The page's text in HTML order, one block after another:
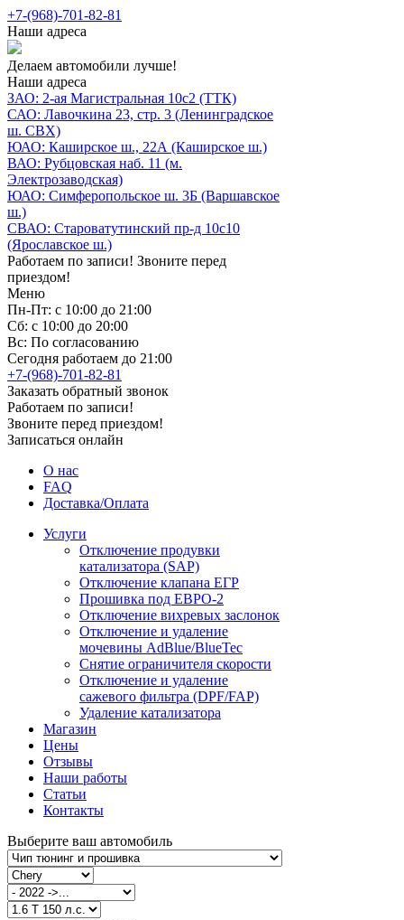
+7-(968)-701-82-81
Наши адреса
Делаем автомобили лучше!
Наши адреса
ЗАО: 2-ая Магистральная 10с2 (ТТК)
САО: Лавочкина 23, стр. 3 (Ленинградское
ш. СВХ)
ЮАО: Каширское ш., 22А (Каширское ш.)
ВАО: Рубцовская наб. 11 (м.
Электрозаводская)
ЮАО: Симферопольское ш. 3Б (Варшавское
ш.)
СВАО: Староватутинский пр-д 10с10
(Ярославское ш.)
Работаем по записи! Звоните перед
приездом!
Меню
Пн-Пт: с 10:00 до 21:00
Сб: с 10:00 до 20:00
Вс: По согласованию
Сегодня работаем до 21:00
+7-(968)-701-82-81
Заказать обратный звонок
Работаем по записи!
Звоните перед приездом!
Записаться онлайн
О нас
FAQ
Доставка/Оплата
Услуги
Отключение продувки
катализатора (SAP)
Отключение клапана ЕГР
Прошивка под ЕВРО-2
Отключение вихревых заслонок
Отключение и удаление
мочевины AdBlue/BlueTec
Снятие ограничителя скорости
Отключение и удаление
сажевого фильтра (DPF/FAP)
Удаление катализатора
Магазин
Цены
Отзывы
Наши работы
Статьи
Контакты
Выберите ваш автомобиль